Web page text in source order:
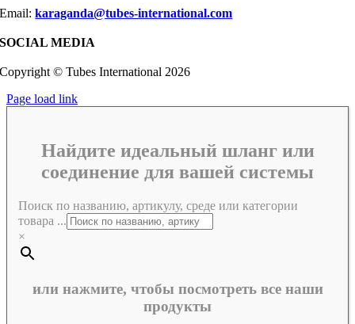
Email:karaganda@tubes-international.com
SOCIAL MEDIA
Copyright © Tubes International 2026
Page load link
Найдите идеальный шланг или
соединение для вашей системы
Поиск по названию, артикулу, среде или категории
товара ...
×
или нажмите, чтобы посмотреть все наши
продукты